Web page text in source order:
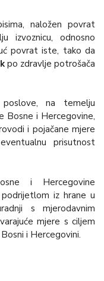
naložen povrat
izvoznicu, odnosno
povrat iste, tako da
po zdravlje potrošača
poslove, na temelju
Bosne i Hercegovine,
i pojačane mjere
prisutnost
i Hercegovine
iz hrane u
s mjerodavnim
mjere s ciljem
i Hercegovini.